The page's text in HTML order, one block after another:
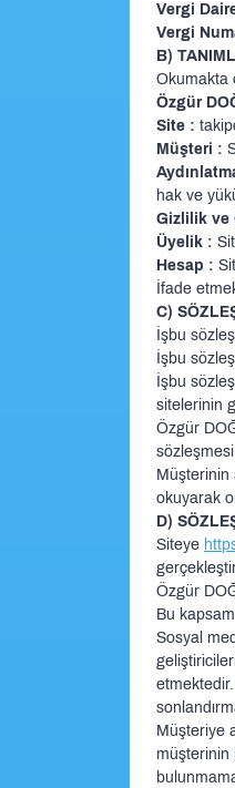
Vergi
Vergi
B)
Okumakta
Özgür
Site :
Müşteri :
hak ve
Gizlilik ve
Üyelik :
Hesap :
İfade
C)
İşbu
İşbu
İşbu
sitelerinin
Özgür
sözleşmesi
Müşterinin
okuyarak
D)
Siteye
Özgür
Bu
Sosyal
etmektedir.
Müşteriye
müşterinin